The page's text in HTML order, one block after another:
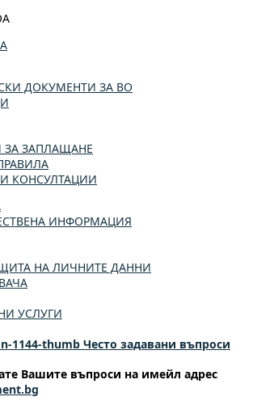
ДОКУМЕНТИ ЗА ВО
ЗАПЛАЩАНЕ
КОНСУЛТАЦИИ
ИНФОРМАЦИЯ
НА ЛИЧНИТЕ ДАННИ
УСЛУГИ
Често задавани въпроси
Вашите въпроси на имейл адрес